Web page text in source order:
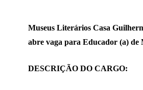
Museus Literários Casa
abre vaga para Educador (a) de
DESCRIÇÃO DO CARGO: